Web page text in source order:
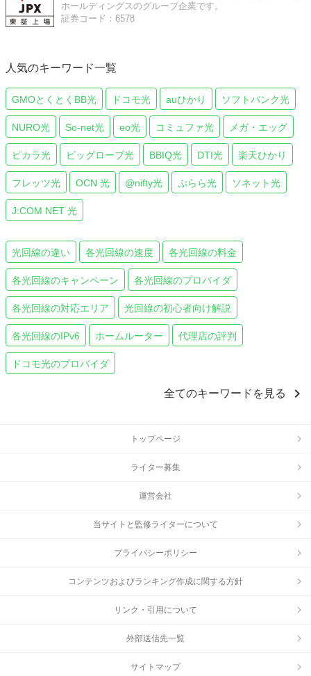
ホールディングスのグループ企業です。
証券コード：6578
人気のキーワード一覧
GMOとくとくBB光 ドコモ光 auひかり ソフトバンク光
NURO光 So-net光 eo光 コミュファ光 メガ・エッグ
ピカラ光 ビッグローブ光 BBIQ光 DTI光 楽天ひかり
フレッツ光 OCN 光 @nifty光 ぷらら光 ソネット光
J:COM NET 光
光回線の違い 各光回線の速度 各光回線の料金
各光回線のキャンペーン 各光回線のプロバイダ
各光回線の対応エリア 光回線の初心者向け解説
各光回線のIPv6 ホームルーター 代理店の評判
ドコモ光のプロバイダ
全てのキーワードを見る chevron_right
トップページ
ライター募集
運営会社
当サイトと監修ライターについて
プライバシーポリシー
コンテンツおよびランキング作成に関する方針
リンク・引用について
外部送信先一覧
サイトマップ